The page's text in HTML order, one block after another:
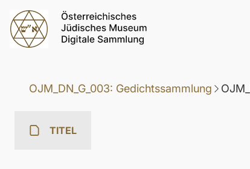
OJM_DN_G_003: Gedichtssammlung
TITEL